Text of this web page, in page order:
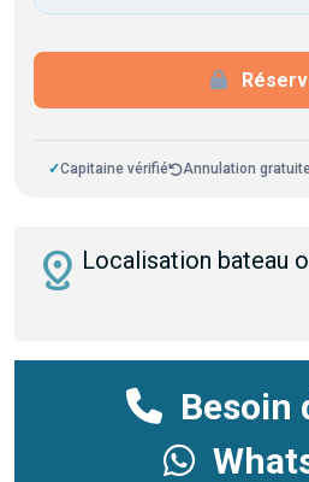
✓Capitaine vérifié Annulation
distance Localisation bateau
Besoin